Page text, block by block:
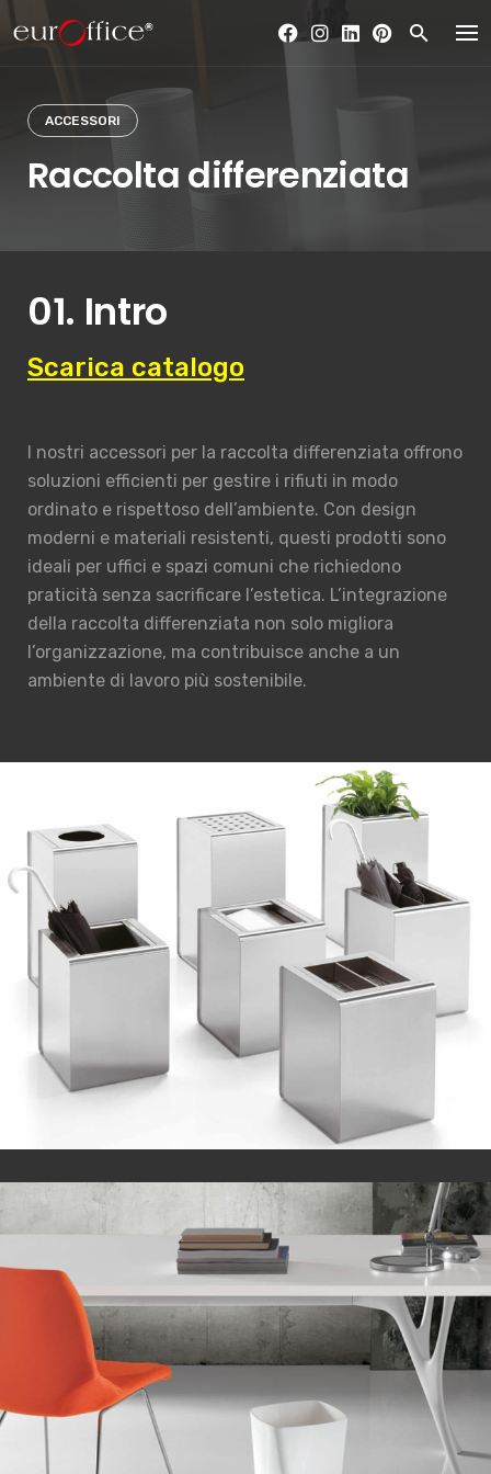
to
content
ACCESSORI
Raccolta differenziata
01. Intro
Scarica catalogo
I nostri accessori per la raccolta differenziata offrono
soluzioni efficienti per gestire i rifiuti in modo
ordinato e rispettoso dell’ambiente. Con design
moderni e materiali resistenti, questi prodotti sono
ideali per uffici e spazi comuni che richiedono
praticità senza sacrificare l’estetica. L’integrazione
della raccolta differenziata non solo migliora
l’organizzazione, ma contribuisce anche a un
ambiente di lavoro più sostenibile.